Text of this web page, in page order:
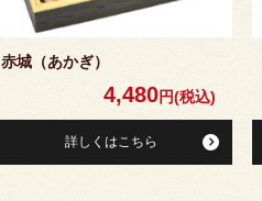
赤城（あかぎ）
4,480 円(税込)
詳しくはこちら